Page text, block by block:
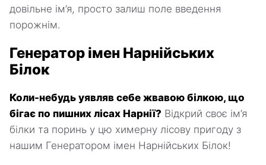
довільне ім’я, просто залиш поле введення
порожнім.
Генератор імен Нарнійських
Білок
Коли-небудь уявляв себе жвавою білкою, що
бігає по пишних лісах Нарнії? Відкрий своє ім’я
білки та поринь у цю химерну лісову пригоду з
нашим Генератором імен Нарнійських Білок!